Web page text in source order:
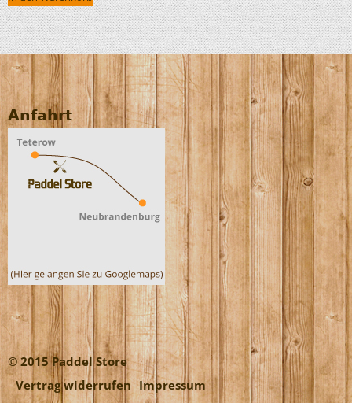
Anfahrt
© 2015 Paddel Store
Vertrag widerrufen Impressum